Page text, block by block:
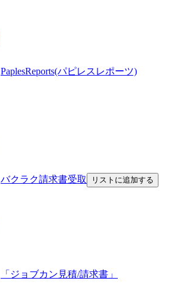
PaplesReports(パピレスレポーツ)
バクラク請求書受取 リストに追加する
「ジョブカン見積/請求書」